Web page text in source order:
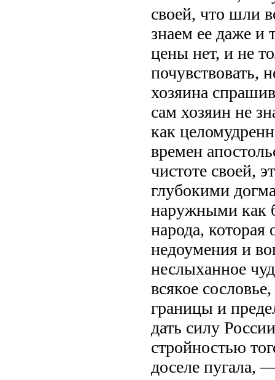
своей, что шли
знаем ее даже и
цены нет, и не
почувствовать,
хозяина
сам хозяин не
как
времен
чистоте своей,
глубокими
наружными как
народа, которая
недоумения и
неслыханное
всякое
границы и
дать силу
стройностью
доселе пугала,